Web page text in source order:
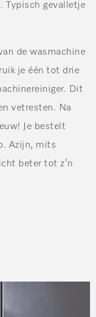
Typisch gevalletje
de wasmachine
je één tot drie
Dit
vetresten. Na
Je bestelt
Azijn, mits
beter tot z’n